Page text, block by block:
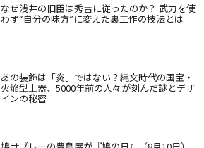
なぜ浅井の旧臣は秀吉に従ったのか？ 武力を使
わず“自分の味方”に変えた裏工作の技法とは
あの装飾は「炎」ではない？縄文時代の国宝・
火焔型土器、5000年前の人々が刻んだ謎とデザ
インの秘密